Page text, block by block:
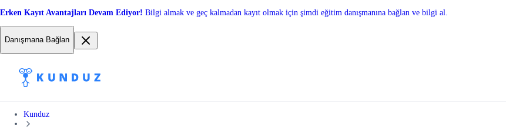
Erken Kayıt Avantajları Devam Ediyor! Bilgi almak ve geç kalmadan kayıt olmak için şimdi eğitim danışmanına bağlan ve bilgi al.
Danışmana Bağlan
Kunduz